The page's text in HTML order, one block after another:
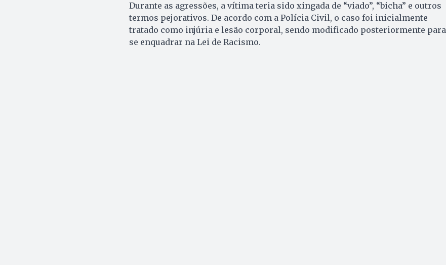
Durante as agressões, a vítima teria sido xingada de “viado”, “bicha” e outros
termos pejorativos. De acordo com a Polícia Civil, o caso foi inicialmente
tratado como injúria e lesão corporal, sendo modificado posteriormente para
se enquadrar na Lei de Racismo.